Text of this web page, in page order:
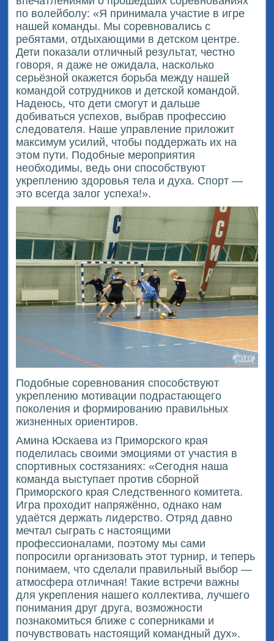
по волейболу: «Я принимала участие в игре
нашей команды. Мы соревновались с
ребятами, отдыхающими в детском центре.
Дети показали отличный результат, честно
говоря, я даже не ожидала, насколько
серьёзной окажется борьба между нашей
командой сотрудников и детской командой.
Надеюсь, что дети смогут и дальше
добиваться успехов, выбрав профессию
следователя. Наше управление приложит
максимум усилий, чтобы поддержать их на
этом пути. Подобные мероприятия
необходимы, ведь они способствуют
укреплению здоровья тела и духа. Спорт —
это всегда залог успеха!».
Подобные соревнования способствуют
укреплению мотивации подрастающего
поколения и формированию правильных
жизненных ориентиров.
Амина Юскаева из Приморского края
поделилась своими эмоциями от участия в
спортивных состязаниях: «Сегодня наша
команда выступает против сборной
Приморского края Следственного комитета.
Игра проходит напряжённо, однако нам
удаётся держать лидерство. Отряд давно
мечтал сыграть с настоящими
профессионалами, поэтому мы сами
попросили организовать этот турнир, и теперь
понимаем, что сделали правильный выбор —
атмосфера отличная! Такие встречи важны
для укрепления нашего коллектива, лучшего
понимания друг друга, возможности
познакомиться ближе с соперниками и
почувствовать настоящий командный дух».